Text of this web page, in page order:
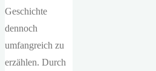
Geschichte
dennoch
umfangreich zu
erzählen. Durch